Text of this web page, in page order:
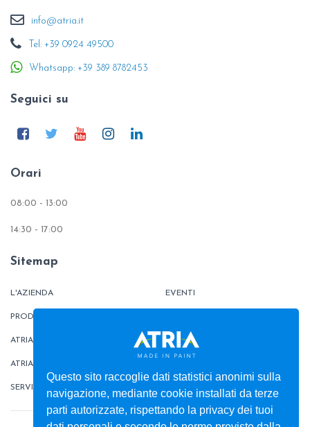
Questo sito raccoglie dati statistici anonimi sulla
navigazione, mediante cookie installati da terze
parti autorizzate, rispettando la privacy dei tuoi
info@atria.it
Tel: +39 0924 49500
Whatsapp: +39 389 8782453
Seguici su
Orari
08:00 - 13:00
14:30 - 17:00
Sitemap
L'AZIENDA
PRODOTTI
ATRIATHERMIKA
ATRIAFLOOR
SERVIZI
EVENTI
CONTATTI
BOX